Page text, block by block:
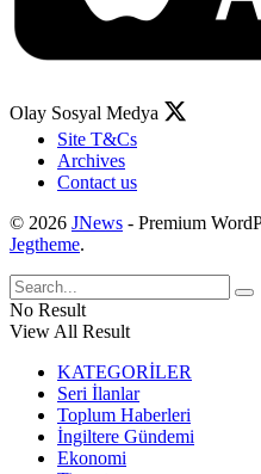
Olay Sosyal Medya
Site T&Cs
Archives
Contact us
© 2026 JNews - Premium
Jegtheme.
No Result
View All Result
KATEGORİLER
Seri İlanlar
Toplum Haberleri
İngiltere Gündemi
Ekonomi